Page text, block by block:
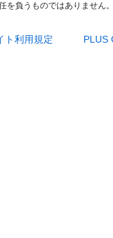
を負うものではありません
ト利用規定 PLUS